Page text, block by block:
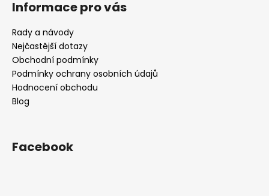
Informace pro vás
Rady a návody
Nejčastější dotazy
Obchodní podmínky
Podmínky ochrany osobních údajů
Hodnocení obchodu
Blog
Facebook